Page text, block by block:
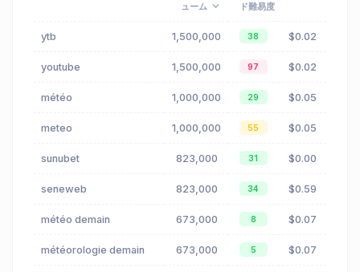
ューム
ド難易度
ytb 1,500,000 38 $0.02
youtube 1,500,000 97 $0.02
météo 1,000,000 29 $0.05
meteo 1,000,000 55 $0.05
sunubet 823,000 31 $0.00
seneweb 823,000 34 $0.59
météo demain 673,000 8 $0.07
météorologie demain 673,000 5 $0.07